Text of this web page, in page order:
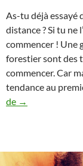
As-tu déjà essayé
distance ? Si tu ne
commencer ! Une
forestier sont des
commencer. Car
tendance au
de Les
course
→